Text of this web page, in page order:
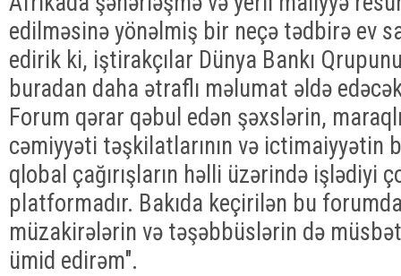
edilməsinə yönəlmiş bir neçə tədbirə ev
edirik ki, iştirakçılar Dünya Bankı
buradan daha ətraflı məlumat əldə
Forum qərar qəbul edən şəxslərin,
cəmiyyəti təşkilatlarının və ictimaiyyətin
qlobal çağırışların həlli üzərində işlədiyi
platformadır. Bakıda keçirilən bu
müzakirələrin və təşəbbüslərin də
ümid edirəm".